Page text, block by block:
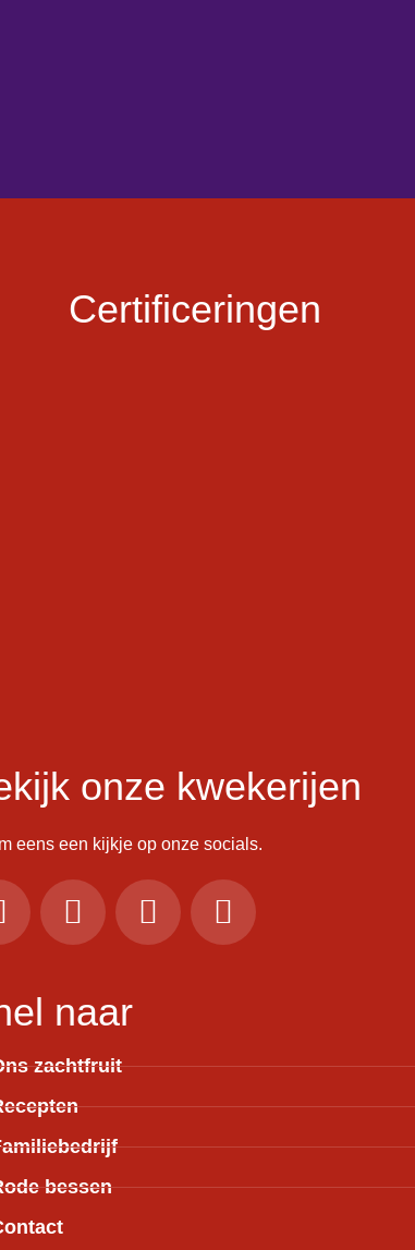
Certificeringen
onze kwekerijen
eens een kijkje op onze socials.
naar
zachtfruit
bessen